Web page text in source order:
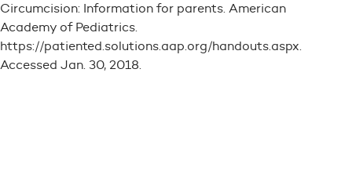
Circumcision: Information for parents. American
Academy of Pediatrics.
https://patiented.solutions.aap.org/handouts.aspx.
Accessed Jan. 30, 2018.